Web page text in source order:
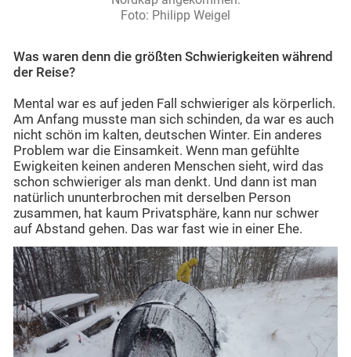
Foto: Philipp Weigel
Was waren denn die größten Schwierigkeiten während
der Reise?
Mental war es auf jeden Fall schwieriger als körperlich.
Am Anfang musste man sich schinden, da war es auch
nicht schön im kalten, deutschen Winter. Ein anderes
Problem war die Einsamkeit. Wenn man gefühlte
Ewigkeiten keinen anderen Menschen sieht, wird das
schon schwieriger als man denkt. Und dann ist man
natürlich ununterbrochen mit derselben Person
zusammen, hat kaum Privatsphäre, kann nur schwer
auf Abstand gehen. Das war fast wie in einer Ehe.